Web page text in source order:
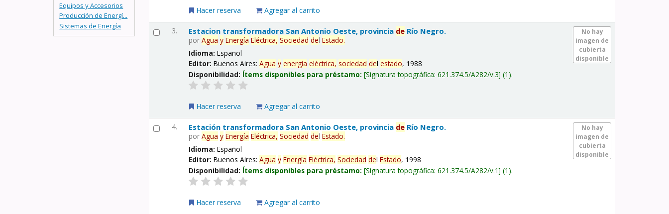
Equipos y Accesorios
Producción de Energí...
Sistemas de Energía
Hacer reserva Agregar al carrito
3.
No hay
imagen de
cubierta
disponible
Estacion transformadora San Antonio Oeste, provincia de Río Negro.
porAgua y Energía Eléctrica, Sociedad delEstado.
Idioma:Español
Editor:Buenos Aires:Agua y energía eléctrica, sociedad delestado, 1988
Disponibilidad: Ítems disponibles para préstamo: Signatura topográfica:621.374.5/A282/v.3 (1).
Hacer reserva Agregar al carrito
4.
No hay
imagen de
cubierta
disponible
Estación transformadora San Antonio Oeste, provincia de Río Negro.
porAgua y Energía Eléctrica, Sociedad delEstado.
Idioma:Español
Editor:Buenos Aires:Agua y Energía Eléctrica, Sociedad delEstado, 1998
Disponibilidad: Ítems disponibles para préstamo: Signatura topográfica:621.374.5/A282/v.1 (1).
Hacer reserva Agregar al carrito